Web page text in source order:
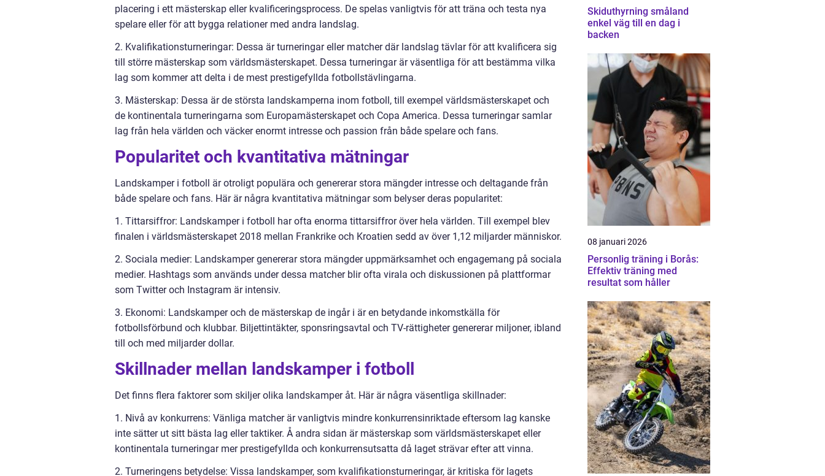
placering i ett mästerskap eller kvalificeringsprocess. De spelas vanligtvis för att träna och testa nya
spelare eller för att bygga relationer med andra landslag.
2. Kvalifikationsturneringar: Dessa är turneringar eller matcher där landslag tävlar för att kvalificera sig
till större mästerskap som världsmästerskapet. Dessa turneringar är väsentliga för att bestämma vilka
lag som kommer att delta i de mest prestigefyllda fotbollstävlingarna.
3. Mästerskap: Dessa är de största landskamperna inom fotboll, till exempel världsmästerskapet och
de kontinentala turneringarna som Europamästerskapet och Copa America. Dessa turneringar samlar
lag från hela världen och väcker enormt intresse och passion från både spelare och fans.
Popularitet och kvantitativa mätningar
Landskamper i fotboll är otroligt populära och genererar stora mängder intresse och deltagande från
både spelare och fans. Här är några kvantitativa mätningar som belyser deras popularitet:
1. Tittarsiffror: Landskamper i fotboll har ofta enorma tittarsiffror över hela världen. Till exempel blev
finalen i världsmästerskapet 2018 mellan Frankrike och Kroatien sedd av över 1,12 miljarder människor.
2. Sociala medier: Landskamper genererar stora mängder uppmärksamhet och engagemang på sociala
medier. Hashtags som används under dessa matcher blir ofta virala och diskussionen på plattformar
som Twitter och Instagram är intensiv.
3. Ekonomi: Landskamper och de mästerskap de ingår i är en betydande inkomstkälla för
fotbollsförbund och klubbar. Biljettintäkter, sponsringsavtal och TV-rättigheter genererar miljoner, ibland
till och med miljarder dollar.
Skillnader mellan landskamper i fotboll
Det finns flera faktorer som skiljer olika landskamper åt. Här är några väsentliga skillnader:
1. Nivå av konkurrens: Vänliga matcher är vanligtvis mindre konkurrensinriktade eftersom lag kanske
inte sätter ut sitt bästa lag eller taktiker. Å andra sidan är mästerskap som världsmästerskapet eller
kontinentala turneringar mer prestigefyllda och konkurrensutsatta då laget strävar efter att vinna.
2. Turneringens betydelse: Vissa landskamper, som kvalifikationsturneringar, är kritiska för lagets
Skiduthyrning småland
enkel väg till en dag i
backen
08 januari 2026
Personlig träning i Borås:
Effektiv träning med
resultat som håller